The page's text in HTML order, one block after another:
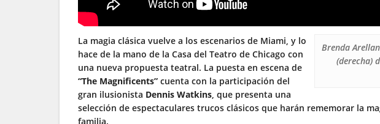
Brenda
(derecha)
La magia clásica vuelve a los escenarios de Miami, y lo
hace de la mano de la Casa del Teatro de Chicago con
una nueva propuesta teatral. La puesta en escena de
“The Magnificents” cuenta con la participación del
gran ilusionista Dennis Watkins, que presenta una
selección de espectaculares trucos clásicos que harán rememorar la
familia.